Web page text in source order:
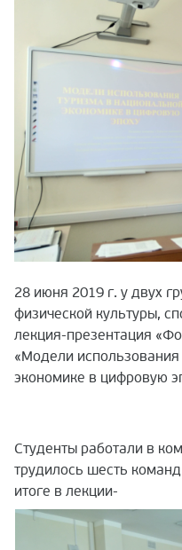
28 июня 2019 г. у двух
физической культуры,
лекция-презентация
«Модели
экономике в цифровую
Студенты работали в
трудилось шесть
итоге в лекции-